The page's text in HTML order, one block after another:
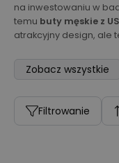
na inwestowaniu w
temu buty męskie z
atrakcyjny design, ale
Zobacz wszystkie
Filtrowanie